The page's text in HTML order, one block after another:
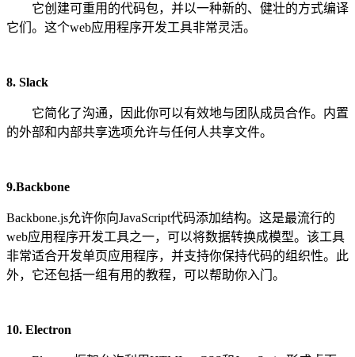
它创建可重用的代码包，并以一种新的、健壮的方式编译
它们。这个web应用程序开发工具非常灵活。
8. Slack
它简化了沟通，因此你可以有效地与团队成员合作。内置
的外部和内部共享选项允许与任何人共享文件。
9.Backbone
Backbone.js允许你向JavaScript代码添加结构。这是最流行的
web应用程序开发工具之一，可以将数据转换成模型。该工具
非常适合开发单页应用程序，并支持你保持代码的组织性。此
外，它还包括一组有用的教程，可以帮助你入门。
10. Electron